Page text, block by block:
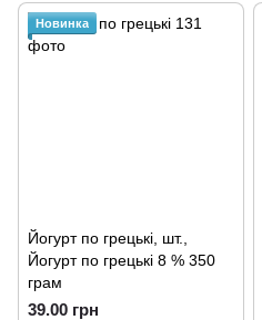
Новинка
Йогурт по грецькі, шт.,
Йогурт по грецькі 8 % 350
грам
39.00 грн